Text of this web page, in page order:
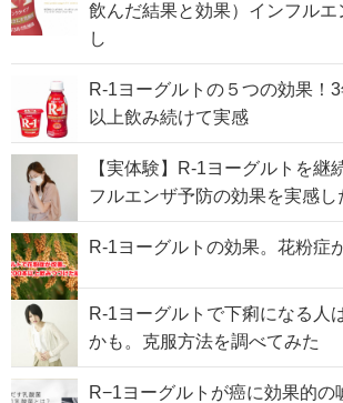
飲んだ結果と効果）インフル
し
R-1ヨーグルトの５つの効果！
以上飲み続けて実感
【実体験】R-1ヨーグルトを継
フルエンザ予防の効果を実感し
R-1ヨーグルトの効果。花粉症
R-1ヨーグルトで下痢になる人
かも。克服方法を調べてみた
R−1ヨーグルトが癌に効果的の